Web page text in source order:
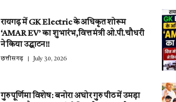
रायगढ़ में GK Electric के अधिकृत शोरूम
‘AMAR EV’ का शुभारंभ,वित्त मंत्री ओ.पी.चौधरी
ने किया उद्घाटन!!
छत्तीसगढ़ July 30, 2026
गुरु पूर्णिमा विशेष: बनोरा अघोर गुरु पीठ में उमड़ा